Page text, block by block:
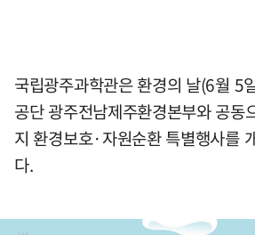
국립광주과학관은 환경의 날(6월 5
공단 광주전남제주환경본부와 공동
지 환경보호·자원순환 특별행사를
다.